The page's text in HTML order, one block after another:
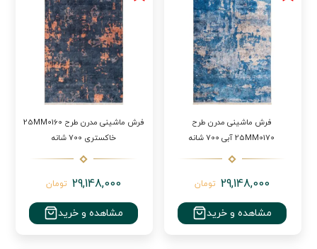
فرش ماشینی مدرن طرح
25MM0170 آبی 700 شانه
29,148,000 تومان
مشاهده و خرید
فرش ماشینی مدرن طرح 25MM0160
خاکستری 700 شانه
29,148,000 تومان
مشاهده و خرید